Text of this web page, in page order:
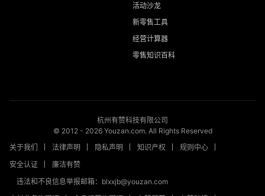
活动沙龙
新零售工具
经营计算器
零售知识百科
杭州有赞科技有限公司
© 2012 - 2026Youzan.com. All Rights Reserved
关于我们
法律声明 隐私声明 知识产权
规则中心
安全认证
廉洁有赞
违法和不良信息举报邮箱：blxxjb@youzan.com